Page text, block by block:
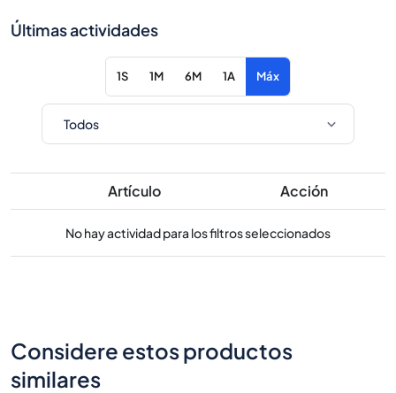
Últimas actividades
1S 1M 6M 1A Máx
Artículo Acción
No hay actividad para los filtros seleccionados
Considere estos productos
similares